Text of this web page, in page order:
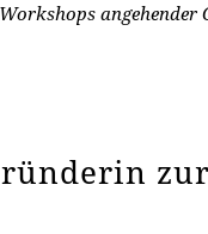
angehender
zur